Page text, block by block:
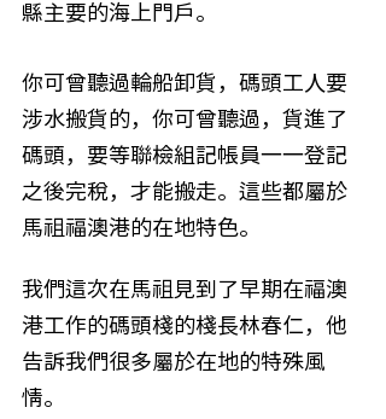
縣主要的海上門戶。
你可曾聽過輪船卸貨，碼頭工人要
涉水搬貨的，你可曾聽過，貨進了
碼頭，要等聯檢組記帳員一一登記
之後完稅，才能搬走。這些都屬於
馬祖福澳港的在地特色。
我們這次在馬祖見到了早期在福澳
港工作的碼頭棧的棧長林春仁，他
告訴我們很多屬於在地的特殊風
情。